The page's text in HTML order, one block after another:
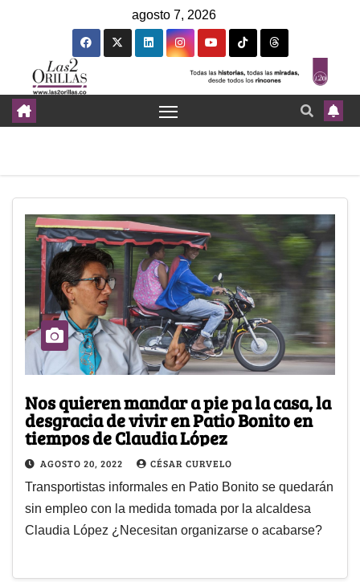
agosto 7, 2026
Nos quieren mandar a pie pa la casa, la
desgracia de vivir en Patio Bonito en
tiempos de Claudia López
AGOSTO 20, 2022 CÉSAR CURVELO
Transportistas informales en Patio Bonito se quedarán
sin empleo con la medida tomada por la alcaldesa
Claudia López ¿Necesitan organizarse o acabarse?